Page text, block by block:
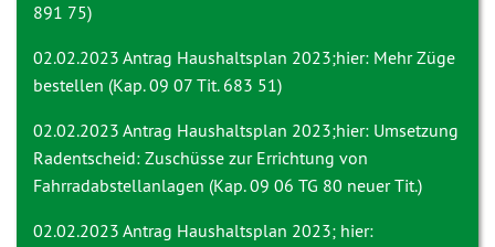
891 75)
02.02.2023 Antrag Haushaltsplan 2023;hier: Mehr Züge
bestellen (Kap. 09 07 Tit. 683 51)
02.02.2023 Antrag Haushaltsplan 2023;hier: Umsetzung
Radentscheid: Zuschüsse zur Errichtung von
Fahrradabstellanlagen (Kap. 09 06 TG 80 neuer Tit.)
02.02.2023 Antrag Haushaltsplan 2023; hier: